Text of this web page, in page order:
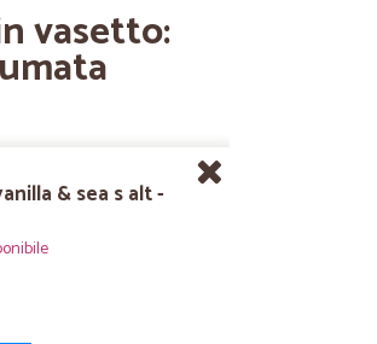
vasetto:
& sea s alt -